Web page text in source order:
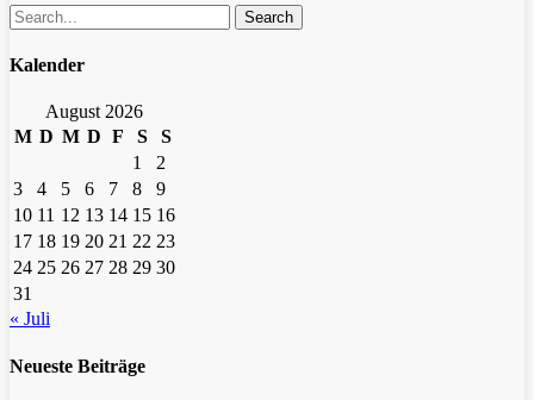
Search
Kalender
August 2026
M D M D F S
S
1
2
3
4 5 6 7 8
9
10 11 12 13 14 15 16
17 18 19 20 21 22 23
24 25 26 27 28 29 30
31
« Juli
Neueste Beiträge